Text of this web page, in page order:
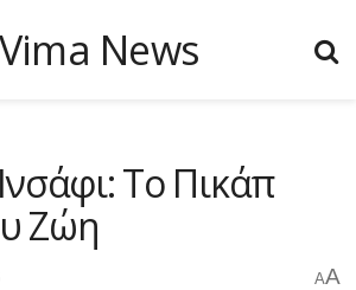
Το Πικάπ
Ζώη
AA